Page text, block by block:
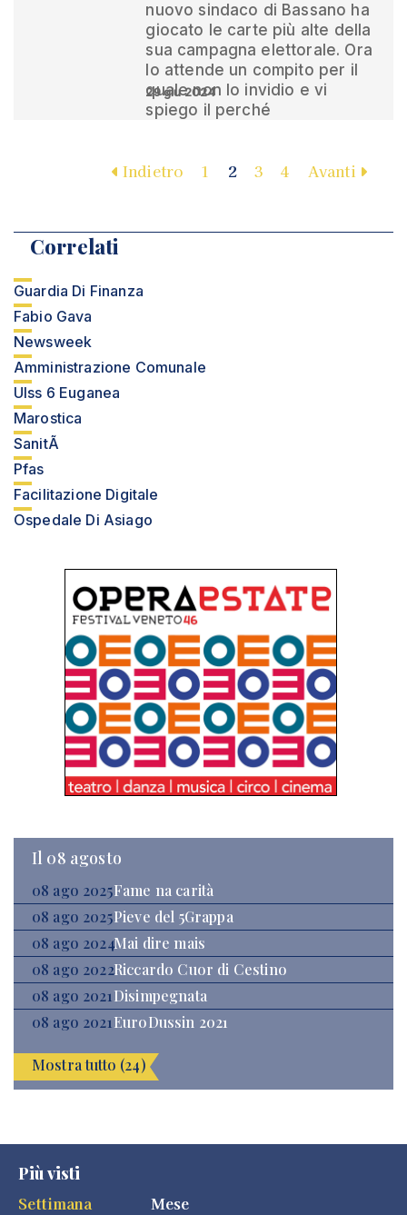
nuovo sindaco di Bassano ha
giocato le carte più alte della
sua campagna elettorale. Ora
lo attende un compito per il
quale non lo invidio e vi
spiego il perché
29 giu 2024
Indietro 1 2 3 4 Avanti
Correlati
Guardia Di Finanza
Fabio Gava
Newsweek
Amministrazione Comunale
Ulss 6 Euganea
Marostica
SanitÃ
Pfas
Facilitazione Digitale
Ospedale Di Asiago
Il 08 agosto
08 ago 2025Fame na carità
08 ago 2025Pieve del 5Grappa
08 ago 2024Mai dire mais
08 ago 2022Riccardo Cuor di Cestino
08 ago 2021Disimpegnata
08 ago 2021EuroDussin 2021
Mostra tutto (24)
Più visti
Settimana
Mese